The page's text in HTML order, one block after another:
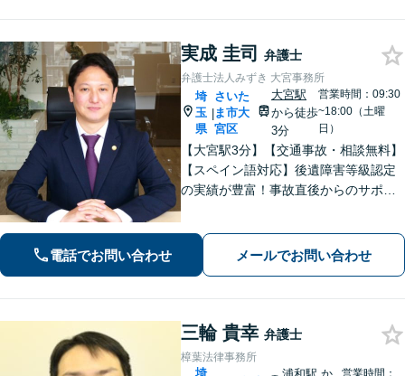
実成 圭司 弁護士
弁護士法人みずき 大宮事務所
埼
玉
県
|
さいた
ま市大
宮区
大宮駅
から徒歩
3分
営業時間：09:30
~18:00（土曜
日）
【大宮駅3分】【交通事故・相談無料】
【スペイン語対応】後遺障害等級認定
の実績が豊富！事故直後からのサポー
実績あり」最適な債務整理手段をご提
案【分割・後払い応相談】
電話でお問い合わせ メールでお問い合わせ
三輪 貴幸 弁護士
樟葉法律事務所
埼 営業時間：